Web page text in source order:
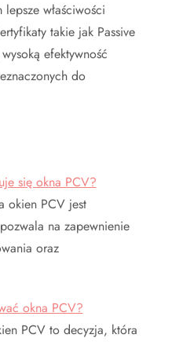
właściwości
takie jak Passive
efektywność
do
się okna PCV?
okien PCV jest
na zapewnienie
oraz
okna PCV?
PCV to decyzja, która